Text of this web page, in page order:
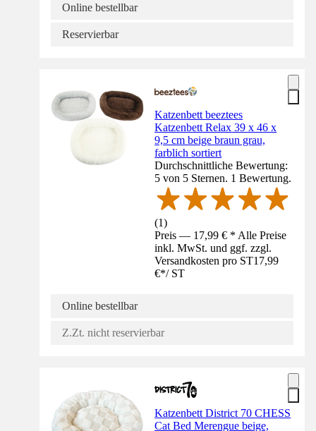
Online bestellbar
Reservierbar
Katzenbett beeztees
Katzenbett Relax 39 x 46 x
9,5 cm beige braun grau,
farblich sortiert
Durchschnittliche Bewertung:
5 von 5 Sternen. 1 Bewertung.
(1)
Preis — 17,99 € * Alle Preise
inkl. MwSt. und ggf. zzgl.
Versandkosten pro ST17,99
€*/ ST
Online bestellbar
Z.Zt. nicht reservierbar
Katzenbett District 70 CHESS
Cat Bed Merengue beige,